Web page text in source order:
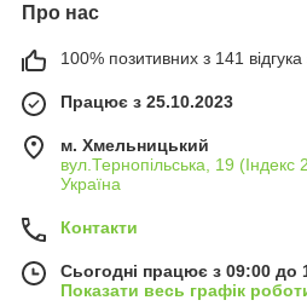
Про нас
100% позитивних з 141 відгука
Працює з 25.10.2023
м. Хмельницький
вул.Тернопільська, 19
Україна
Контакти
Сьогодні працює з 09:00 до
Показати весь графік